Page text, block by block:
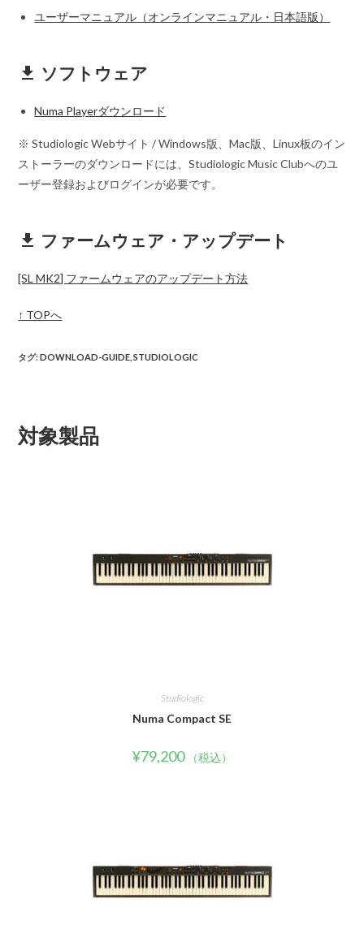
ユーザーマニュアル（オンラインマニュアル・日本語版）
get_app ソフトウェア
Numa Playerダウンロード
※ Studiologic Webサイト / Windows版、Mac版、Linux板のイン
ストーラーのダウンロードには、Studiologic Music Clubへのユ
ーザー登録およびログインが必要です。
get_app ファームウェア・アップデート
[SL MK2] ファームウェアのアップデート方法
↑ TOPへ
タグ:DOWNLOAD-GUIDE STUDIOLOGIC
対象製品
Studiologic
Numa Compact SE
¥79,200 （税込）